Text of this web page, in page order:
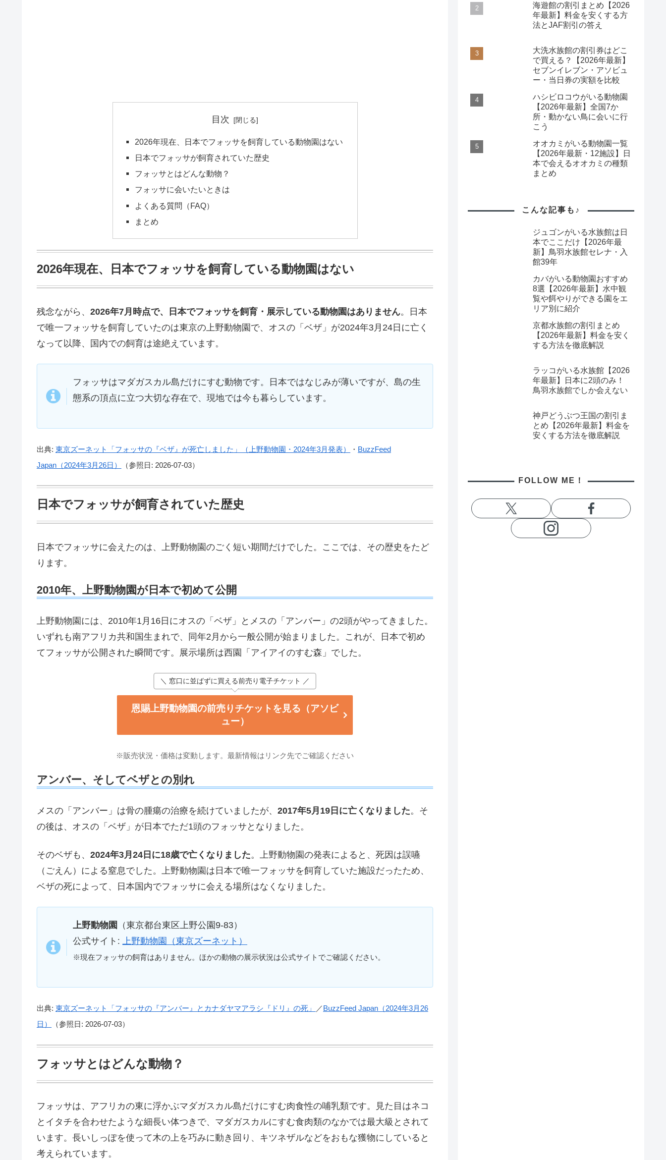
目次
2026年現在、日本でフォッサを飼育している動物園はない
日本でフォッサが飼育されていた歴史
フォッサとはどんな動物？
フォッサに会いたいときは
よくある質問（FAQ）
まとめ
2026年現在、日本でフォッサを飼育している動物園はない
残念ながら、 2026年7月時点で、日本でフォッサを飼育・展示している動物園はありません。日本
で唯一フォッサを飼育していたのは東京の上野動物園で、オスの「ベザ」が2024年3月24日に亡く
なって以降、国内での飼育は途絶えています。
フォッサはマダガスカル島だけにすむ動物です。日本ではなじみが薄いですが、島の生
態系の頂点に立つ大切な存在で、現地では今も暮らしています。
出典: 東京ズーネット「フォッサの『ベザ』が死亡しました」（上野動物園・2024年3月発表） ・ BuzzFeed
Japan（2024年3月26日）
（参照日: 2026-07-03）
日本でフォッサが飼育されていた歴史
日本でフォッサに会えたのは、上野動物園のごく短い期間だけでした。ここでは、その歴史をたど
ります。
2010年、上野動物園が日本で初めて公開
上野動物園には、2010年1月16日にオスの「ベザ」とメスの「アンバー」の2頭がやってきました。
いずれも南アフリカ共和国生まれで、同年2月から一般公開が始まりました。これが、日本で初め
てフォッサが公開された瞬間です。展示場所は西園「アイアイのすむ森」でした。
＼ 窓口に並ばずに買える前売り電子チケット ／
恩賜上野動物園の前売りチケットを見る（アソビ
ュー）
※販売状況・価格は変動します。最新情報はリンク先でご確認ください
アンバー、そしてベザとの別れ
メスの「アンバー」は骨の腫瘍の治療を続けていましたが、 2017年5月19日に亡くなりました。そ
の後は、オスの「ベザ」が日本でただ1頭のフォッサとなりました。
そのベザも、 2024年3月24日に18歳で亡くなりました。上野動物園の発表によると、死因は誤嚥
（ごえん）による窒息でした。上野動物園は日本で唯一フォッサを飼育していた施設だったため、
ベザの死によって、日本国内でフォッサに会える場所はなくなりました。
上野動物園 （東京都台東区上野公園9-83）
公式サイト:
上野動物園（東京ズーネット）
※現在フォッサの飼育はありません。ほかの動物の展示状況は公式サイトでご確認ください。
出典: 東京ズーネット「フォッサの『アンバー』とカナダヤマアラシ『ドリ』の死」 ／BuzzFeed Japan（2024年3月26
日）
（参照日: 2026-07-03）
フォッサとはどんな動物？
フォッサは、アフリカの東に浮かぶマダガスカル島だけにすむ肉食性の哺乳類です。見た目はネコ
とイタチを合わせたような細長い体つきで、マダガスカルにすむ食肉類のなかでは最大級とされて
います。長いしっぽを使って木の上を巧みに動き回り、キツネザルなどをおもな獲物にしていると
考えられています。
海遊館の割引まとめ【2026
年最新】料金を安くする方
法とJAF割引の答え
大洗水族館の割引券はどこ
で買える？【2026年最新】
セブンイレブン・アソビュ
ー・当日券の実額を比較
ハシビロコウがいる動物園
【2026年最新】全国7か
所・動かない鳥に会いに行
こう
オオカミがいる動物園一覧
【2026年最新・12施設】日
本で会えるオオカミの種類
まとめ
こんな記事も♪
ジュゴンがいる水族館は日
本でここだけ【2026年最
新】鳥羽水族館セレナ・入
館39年
カバがいる動物園おすすめ
8選【2026年最新】水中観
覧や餌やりができる園をエ
リア別に紹介
京都水族館の割引まとめ
【2026年最新】料金を安く
する方法を徹底解説
ラッコがいる水族館【2026
年最新】日本に2頭のみ！
鳥羽水族館でしか会えない
神戸どうぶつ王国の割引ま
とめ【2026年最新】料金を
安くする方法を徹底解説
FOLLOW ME！